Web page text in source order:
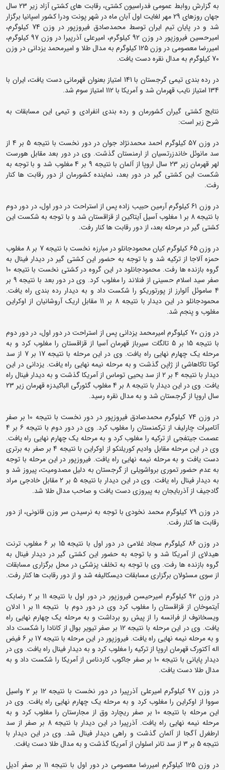
به گزارش روابط عمومی فدراسیون کشتی، رقابت های کشتی آزاد زیر 23 سال
جهان روزهای 29 مهر لغایت اول آبان ماه در شهر پونت ودرا کشور اسپانیا برگزار
شد و در پایان تیم ایران توسط محمدصادق فیروزپور در وزن 74 کیلوگرم،
امیرحسین فیروزپور در وزن 92 کیلوگرم، امیرعلی آذرپیرا در وزن 97 کیلوگرم،
امیررضا معصومی در وزن 125 کیلوگرم به مدال طلا و امیرمحمد یزدانی در وزن
70 کیلوگرم به مدال نقره دست یافت.
در رده بندی تیمی گرجستان با 141 امتیاز بعنوان قهرمانی دست یافت، ایران با
134 امتیاز نایب قهرمان شد و آمریکا با 112 امتیاز سوم شد.
نتایج کشتی گیران کشورمان و رده بندی انفرادی و تیمی این مسابقات به
شرح زیر است:
در وزن 57 کیلوگرم احمد محمدنژاد جوان در دور نخست با نتیجه 5 بر 4 از
سد مانوئل خاندزرتسیان از ارمنستان گذشت. وی در دور بعد مقابل هورست
لهر قهرمان زیر 23 سال اروپا از آلمان با نتیجه 9 بر 4 مغلوب شد و با توجه به
شکست این کشتی گیر در دور بعد، نماینده کشورمان از دور رقابت ها کنار
رفت.
در وزن 61 کیلوگرم آرمین حبیب زاده پس از استراحت در دور اول، در دور دوم
با نتیجه 8 بر 1 مغلوب آسیل آیتاکین از قزاقستان شد و با توجه به شکست این
کشتی گیر در مرحله بعد، از دور رقابت ها کنار رفت.
در وزن 65 کیلوگرم کیان محمودجانلو در مبارزه نخست با نتیجه 7 بر 8 مغلوب
حمزه آلاجا از ترکیه شد و با توجه به حضور این کشتی گیر در دیدار فینال به
گروه بازنده ها رفت. محمودجانلود در این گروه در کشتی نخست با نتیجه 10
صفر سید اسلام حسینی از فنلاند را مغلوب کرد. وی در دور بعد با نتیجه 9 بر
4 ساموئل آلوارز از پورتوریکو را شکست داد و به دیدار رده بندی راه یافت.
محمودجانلو در این دیدار با نتیجه 8 بر 11 مقابل اریک آروشانیان از اوکراین
مغلوب و پنجم شد.
در وزن 70 کیلوگرم امیرمحمد یزدانی پس از استراحت در دور اول، در دور دوم
با نتیجه 15 بر 5 تالگات سیرباز قهرمان آسیا از قزاقستان را مغلوب کرد و به
مرحله یک چهارم نهایی راه یافت. وی در این مرحله با نتیجه 17 بر 7 از سد
کوتا تاکاهاشی از ژاپن گذشت و به مرحله نیمه نهایی راه یافت. یزدانی در این
دیدار با نتیجه 4 بر 2 از سد یحیی توماس از آمریکا گذشت و به دیدار فینال راه
یافت. وی در این دیدار با نتیجه 8 بر 4 مغلوب گئورگی الباکیدزه قهرمان زیر 23
سال اروپا از گرجستان شد و به مدال نقره رسید.
در وزن 74 کیلوگرم محمدصادق فیروزپور در دور نخست با نتیجه 10 بر صفر
آتامیرات چارلیف از ترکمنستان را مغلوب کرد. وی در دور دوم با نتیجه 6 بر 4
عصمت جیتفجی از ترکیه را مغلوب کرد و به مرحله یک چهارم نهایی راه یافت.
وی در این مرحله مقابل وادیم کوریلنکو از اوکراین با نتیجه 4 بر صفر به برتری
دست یافت و به مرحله نیمه نهایی راه یافت. فیروزپور در این مرحله با توجه
به عدم حضور تموری برواشویلی از گرجستان به دلیل مصدومیت، پیروز شد و
به دیدار فینال راه یافت. وی در این دیدار با نتیجه 5 بر 2 مقابل خادجی مراد
گادجیف از آذربایجان به پیروزی دست یافت و صاحب مدال طلا شد.
در وزن 79 کیلوگرم محمد نخودی با توجه به نرسیدن سر وزن قانونی، از دور
رقابت ها کنار رفت.
در وزن 86 کیلوگرم سجاد غلامی در دور اول با نتیجه 15 بر 6 مغلوب ترنت
هیدلای از آمریکا شد و با توجه به حضور این کشتی گیر در دیدار فینال به
گروه بازنده ها رفت. وی با توجه به تخلف پزشکی در محل برگزاری مسابقات
از سوی مسئولان برگزاری مسابقات دیسکالیفه شد و از دور رقابت ها کنار رفت.
در وزن 92 کیلوگرم امیرحیسن فیروزپور در دور اول با نتیجه 11 بر 2 رضابک
آیتموخان از قزاقستان را مغلوب کرد وی در دور دوم با نتیجه 11 بر 1 ادلان
ویسخانوف از فرانسه را از پیش رو برداشت و به مرحله یک چهارم نهایی راه
یافت. وی در این مرحله با نتیجه 12 بر صفر تیویر بوال از کانادا را شکست داد
و به مرحله نیمه نهایی راه یافت. فیروزپور در این مرحله با نتیجه 17 بر 6 فیض
اله آکتورک قهرمان اروپا از ترکیه را مغلوب کرد و به دیدار فینال راه یافت. وی در
دیدار پایانی با نتیجه 10 بر صفر جاکوب کاردناس از آمریکا را شکست داد و به
مدال طلا دست یافت.
در وزن 97 کیلوگرم امیرعلی آذرپیرا در دور نخست با نتیجه 12 بر 2 واسیل
سووا از اوکراین را مغلوب کرد و به مرحله یک چهارم نهایی راه یافت. وی در
این مرحله با نتیجه 10 بر صفر ریچارد وق از مجارستان را مغلوب کرد و به
مرحله نیمه نهایی راه یافت. آذرپیرا در این دیدار با نتیجه 8 بر صفر از سد
ارطغرل آگجا از آلمان گذشت و راهی دیدار فینال شد. وی در این دیدار با
نتیجه 5 بر 3 از سد تانر اسلوان از آمریکا گذشت و به مدال طلا دست یافت.
در وزن 125 کیلوگرم امیررضا معصومی در دور اول با نتیجه 11 بر صفر آدیل